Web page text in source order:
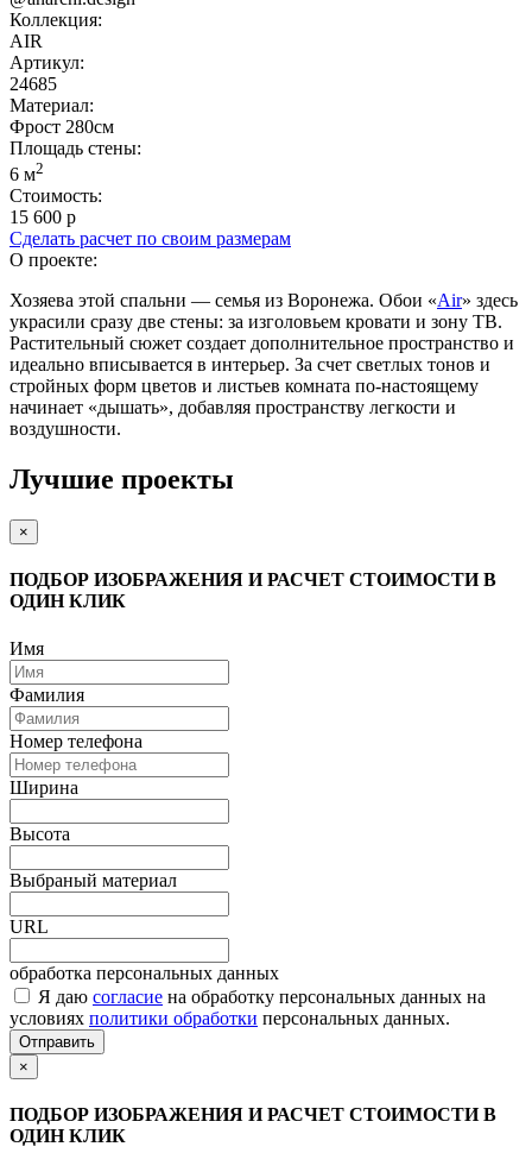
Коллекция:
AIR
Артикул:
24685
Материал:
Фрост 280см
Площадь cтены:
6 м2
Стоимость:
15 600 р
Сделать расчет по своим размерам
О проекте:
Хозяева этой спальни — семья из Воронежа. Обои «Air» здесь
украсили сразу две стены: за изголовьем кровати и зону ТВ.
Растительный сюжет создает дополнительное пространство и
идеально вписывается в интерьер. За счет светлых тонов и
стройных форм цветов и листьев комната по-настоящему
начинает «дышать», добавляя пространству легкости и
воздушности.
Лучшие проекты
×
ПОДБОР ИЗОБРАЖЕНИЯ И РАСЧЕТ СТОИМОСТИ В
ОДИН КЛИК
Имя
Фамилия
Номер телефона
Ширина
Высота
Выбраный материал
URL
обработка персональных данных
Я даю согласие на обработку персональных данных на
условиях политики обработки персональных данных.
Отправить
×
ПОДБОР ИЗОБРАЖЕНИЯ И РАСЧЕТ СТОИМОСТИ В
ОДИН КЛИК